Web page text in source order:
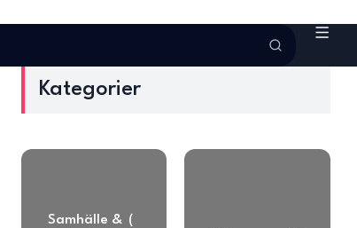
Kategorier
Samhälle & (